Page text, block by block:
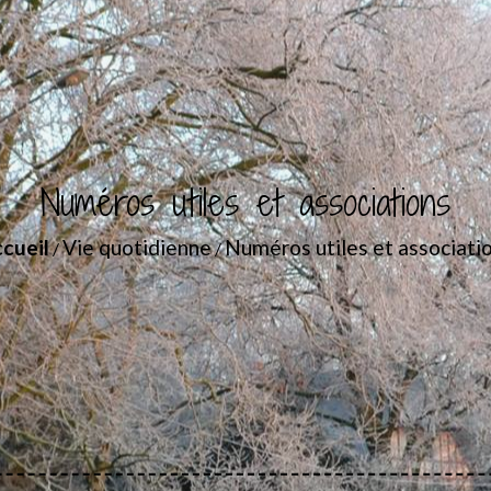
Numéros utiles et associations
/Vie quotidienne/Numéros utiles et